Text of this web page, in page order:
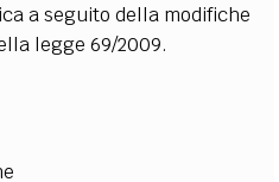
a seguito della modifiche
legge 69/2009.